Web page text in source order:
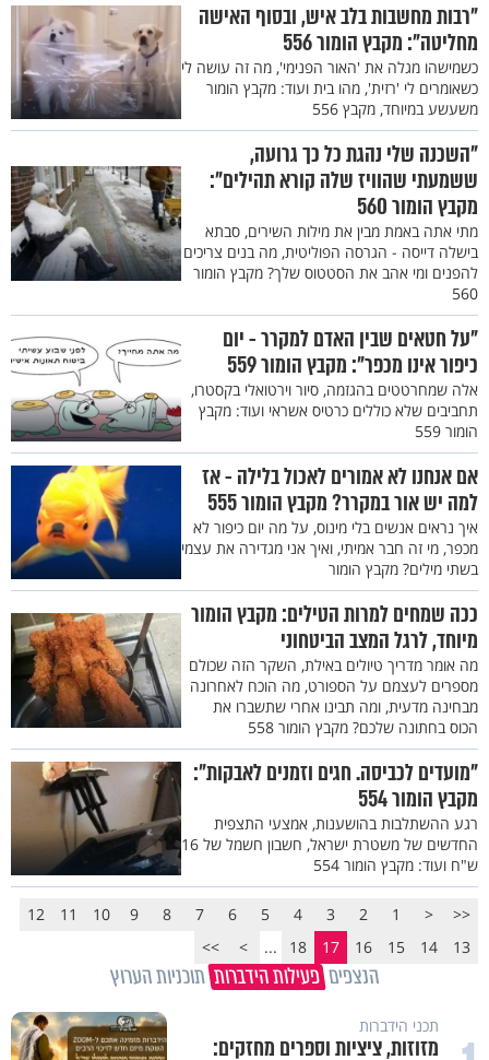
"רבות מחשבות בלב איש, ובסוף האישה
מחליטה": מקבץ הומור 556
כשמישהו מגלה את 'האור הפנימי', מה זה עושה לי
כשאומרים לי 'רזית', מהו בית ועוד: מקבץ הומור
משעשע במיוחד, מקבץ 556
"השכנה שלי נהגת כל כך גרועה,
ששמעתי שהוויז שלה קורא תהילים":
מקבץ הומור 560
מתי אתה באמת מבין את מילות השירים, סבתא
בישלה דייסה - הגרסה הפוליטית, מה בנים צריכים
להפנים ומי אהב את הסטטוס שלך? מקבץ הומור
560
"על חטאים שבין האדם למקרר - יום
כיפור אינו מכפר": מקבץ הומור 559
אלה שמחרטטים בהגזמה, סיור וירטואלי בקסטרו,
תחביבים שלא כוללים כרטיס אשראי ועוד: מקבץ
הומור 559
אם אנחנו לא אמורים לאכול בלילה - אז
למה יש אור במקרר? מקבץ הומור 555
איך נראים אנשים בלי מינוס, על מה יום כיפור לא
מכפר, מי זה חבר אמיתי, ואיך אני מגדירה את עצמי
בשתי מילים? מקבץ הומור
ככה שמחים למרות הטילים: מקבץ הומור
מיוחד, לרגל המצב הביטחוני
מה אומר מדריך טיולים באילת, השקר הזה שכולם
מספרים לעצמם על הספורט, מה הוכח לאחרונה
מבחינה מדעית, ומה תבינו אחרי שתשברו את
הכוס בחתונה שלכם? מקבץ הומור 558
"מועדים לכביסה. חגים וזמנים לאבקות":
מקבץ הומור 554
רגע ההשתלבות בהושענות, אמצעי התצפית
החדשים של משטרת ישראל, חשבון חשמל של 16
ש"ח ועוד: מקבץ הומור 554
<<
<
1
2
3
4
5
6
7
8
9
10
11
12
13
14
15
16
17
18
...
>
>>
הנצפים פעילות הידברות תוכניות הערוץ
תכני הידברות
מזוזות, ציציות וספרים מחזקים: